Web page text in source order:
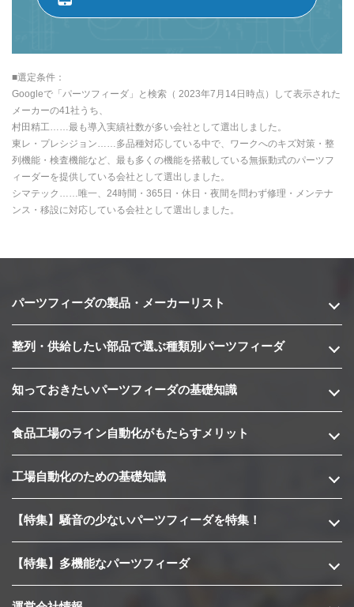
■選定条件：
Googleで「パーツフィーダ」と検索（ 2023年7月14日時点）して表示された
メーカーの41社うち、
村田精工……最も導入実績社数が多い会社として選出しました。
東レ・プレシジョン……多品種対応している中で、ワークへのキズ対策・整
列機能・検査機能など、最も多くの機能を搭載している無振動式のパーツフ
ィーダーを提供している会社として選出しました。
シマテック……唯一、24時間・365日・休日・夜間を問わず修理・メンテナ
ンス・移設に対応している会社として選出しました。
パーツフィーダの製品・メーカーリスト
整列・供給したい部品で選ぶ種類別パーツフィーダ
知っておきたいパーツフィーダの基礎知識
食品工場のライン自動化がもたらすメリット
工場自動化のための基礎知識
【特集】騒音の少ないパーツフィーダを特集！
【特集】多機能なパーツフィーダ